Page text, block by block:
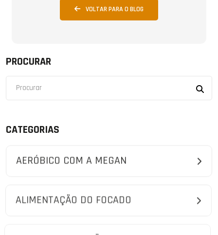
VOLTAR PARA O BLOG
PROCURAR
CATEGORIAS
AERÓBICO COM A MEGAN
ALIMENTAÇÃO DO FOCADO